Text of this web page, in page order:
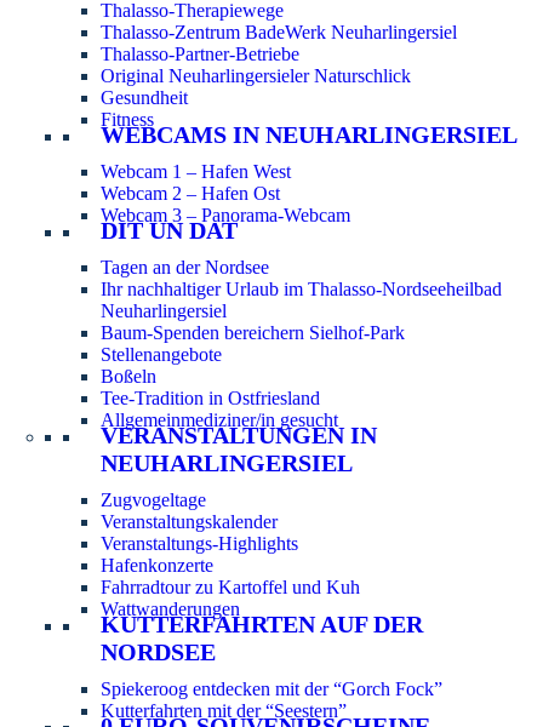
Thalasso-Therapiewege
Thalasso-Zentrum BadeWerk Neuharlingersiel
Thalasso-Partner-Betriebe
Original Neuharlingersieler Naturschlick
Gesundheit
Fitness
WEBCAMS IN NEUHARLINGERSIEL
Webcam 1 – Hafen West
Webcam 2 – Hafen Ost
Webcam 3 – Panorama-Webcam
DIT UN DAT
Tagen an der Nordsee
Ihr nachhaltiger Urlaub im Thalasso-Nordseeheilbad
Neuharlingersiel
Baum-Spenden bereichern Sielhof-Park
Stellenangebote
Boßeln
Tee-Tradition in Ostfriesland
Allgemeinmediziner/in gesucht
VERANSTALTUNGEN IN
NEUHARLINGERSIEL
Zugvogeltage
Veranstaltungskalender
Veranstaltungs-Highlights
Hafenkonzerte
Fahrradtour zu Kartoffel und Kuh
Wattwanderungen
KUTTERFAHRTEN AUF DER
NORDSEE
Spiekeroog entdecken mit der “Gorch Fock”
Kutterfahrten mit der “Seestern”